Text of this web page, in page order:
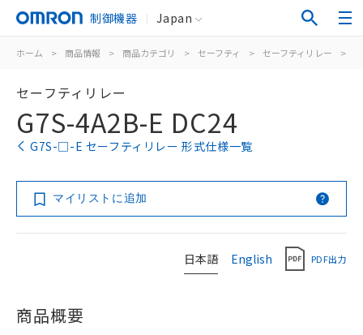
制御機器 Japan
ホーム > 商品情報 > 商品カテゴリ > セーフティ > セーフティリレー >
セーフティリレー
G7S-4A2B-E DC24
G7S-□-E セーフティリレー 形式仕様一覧
マイリストに追加
日本語 English PDF出力
商品概要